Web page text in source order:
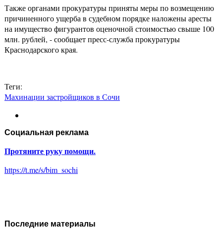
Также органами прокуратуры приняты меры по возмещению
причиненного ущерба в судебном порядке наложены аресты
на имущество фигурантов оценочной стоимостью свыше 100
млн. рублей, - сообщает пресс-служба прокуратуры
Краснодарского края.
Теги:
Махинации застройщиков в Сочи
Социальная реклама
Протяните руку помощи.
https://t.me/s/bim_sochi
Последние материалы